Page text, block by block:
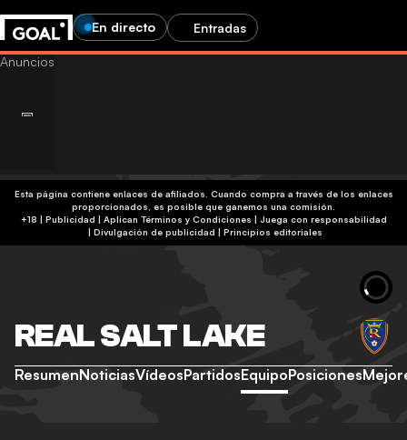
En directo Entradas
Esta página contiene enlaces de afiliados. Cuando compra a través de los enlaces
proporcionados, es posible que ganemos una comisión.
+18 | Publicidad | Aplican Términos y Condiciones | Juega con responsabilidad
| Divulgación de publicidad | Principios editoriales
REAL SALT LAKE
ResumenNoticiasVídeosPartidosEquipoPosiciones